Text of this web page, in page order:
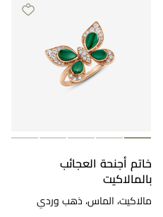
خاتم أجنحة العجائب
بالمالاكيت
مالاكيت، الماس، ذهب وردي